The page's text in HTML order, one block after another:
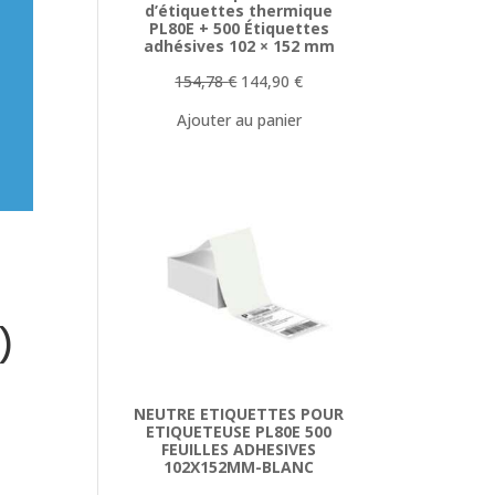
d’étiquettes thermique
PL80E + 500 Étiquettes
adhésives 102 × 152 mm
154,78€ Le
initial
144,90€Le
Ajouter au panier
NEUTRE ETIQUETTES POUR
ETIQUETEUSE PL80E 500
FEUILLES ADHESIVES
102X152MM-BLANC